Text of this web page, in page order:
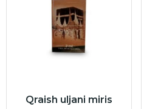
Qraish uljani miris